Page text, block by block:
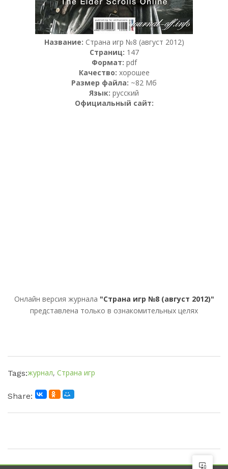
Название: Страна игр №8 (август 2012)
Страниц: 147
Формат: pdf
Качество: хорошее
Размер файла: ~82 Мб
Язык: русский
Официальный сайт:
Онлайн версия журнала "Страна игр №8 (август 2012)"
представлена только в ознакомительных целях
Tags:журнал, Страна игр
Share: